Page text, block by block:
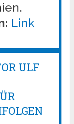
Link
ULF